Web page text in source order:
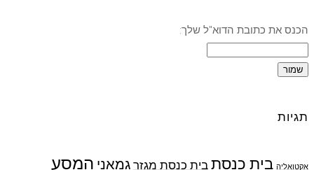
הכנס את כתובת הדוא"ל שלך:
תגיות
אקטואליה בית כנסת בית כנסת מגזר גמאני המסע